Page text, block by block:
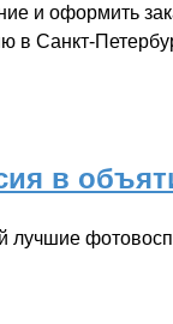
и оформить
Санкт-
в
лучшие